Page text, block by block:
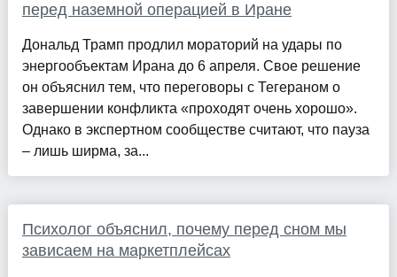
перед наземной операцией в Иране
Дональд Трамп продлил мораторий на удары по
энергообъектам Ирана до 6 апреля. Свое решение
он объяснил тем, что переговоры с Тегераном о
завершении конфликта «проходят очень хорошо».
Однако в экспертном сообществе считают, что пауза
– лишь ширма, за...
Психолог объяснил, почему перед сном мы
зависаем на маркетплейсах